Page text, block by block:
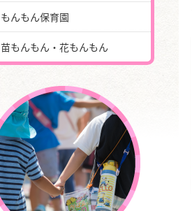
もんもん保育園
苗もんもん・花もんもん